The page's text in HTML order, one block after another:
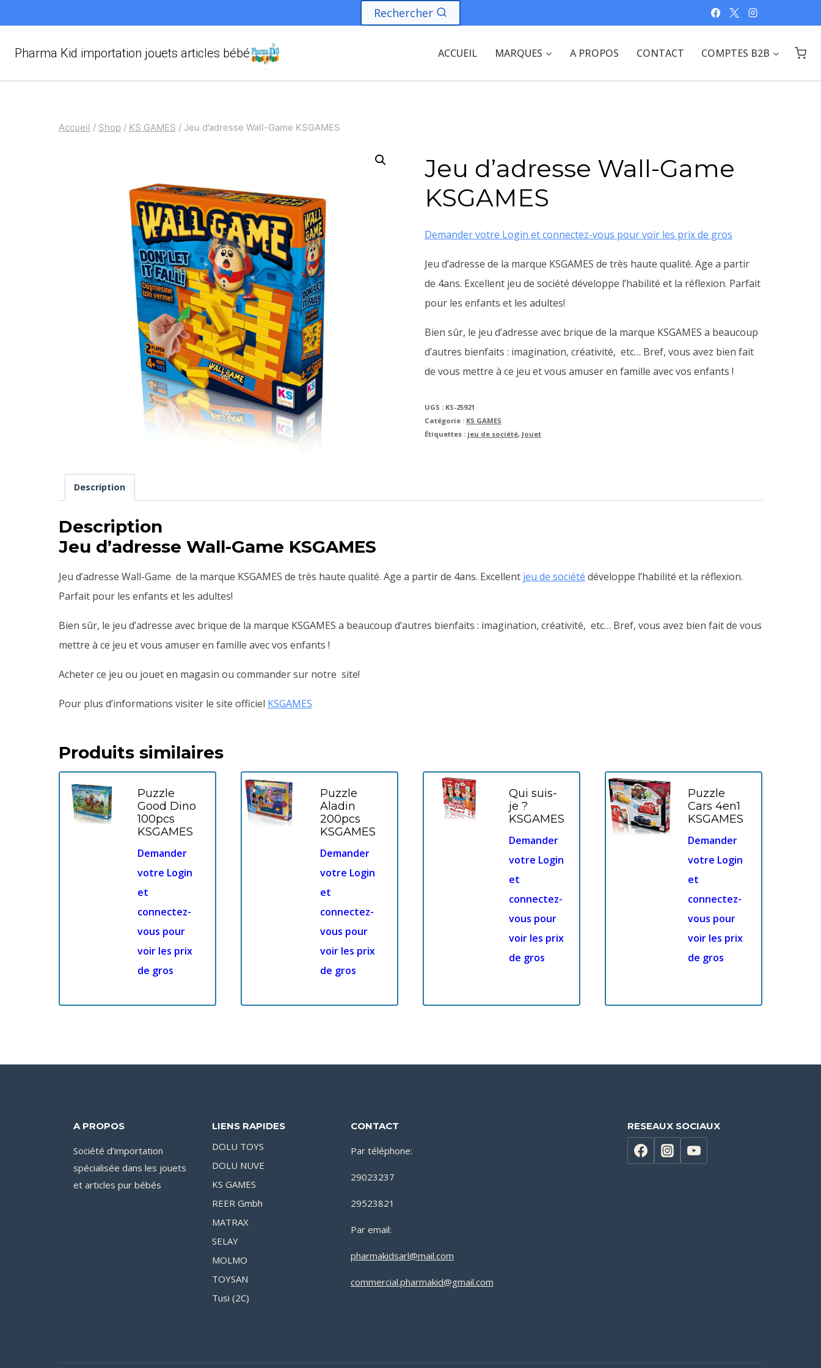
au
contenu
Rechercher
Pharma Kid importation jouets articles bébé ACCUEIL MARQUES A PROPOS CONTACT COMPTES B2B
Accueil / Shop / KS GAMES / Jeu d’adresse Wall-Game KSGAMES
Jeu d’adresse Wall-Game
KSGAMES
Demander votre Login et connectez-vous pour voir les prix de gros
Jeu d’adresse de la marque KSGAMES de très haute qualité. Age a partir
de 4ans. Excellent jeu de société développe l’habilité et la réflexion. Parfait
pour les enfants et les adultes!
Bien sûr, le jeu d’adresse avec brique de la marque KSGAMES a beaucoup
d’autres bienfaits : imagination, créativité, etc… Bref, vous avez bien fait
de vous mettre à ce jeu et vous amuser en famille avec vos enfants !
UGS : KS-25921
Catégorie : KS GAMES
Étiquettes : jeu de société, Jouet
Description
Description
Jeu d’adresse Wall-Game KSGAMES
Jeu d’adresse Wall-Game de la marque KSGAMES de très haute qualité. Age a partir de 4ans. Excellent jeu de société développe l’habilité et la réflexion.
Parfait pour les enfants et les adultes!
Bien sûr, le jeu d’adresse avec brique de la marque KSGAMES a beaucoup d’autres bienfaits : imagination, créativité, etc… Bref, vous avez bien fait de vous
mettre à ce jeu et vous amuser en famille avec vos enfants !
Acheter ce jeu ou jouet en magasin ou commander sur notre site!
Pour plus d’informations visiter le site officiel KSGAMES
Produits similaires
Puzzle
Good Dino
100pcs
KSGAMES
Demander
votre Login
et
connectez-
vous pour
voir les prix
de gros
Puzzle
Aladin
200pcs
KSGAMES
Demander
votre Login
et
connectez-
vous pour
voir les prix
de gros
Qui suis-
je ?
KSGAMES
Demander
votre Login
et
connectez-
vous pour
voir les prix
de gros
Puzzle
Cars 4en1
KSGAMES
Demander
votre Login
et
connectez-
vous pour
voir les prix
de gros
A PROPOS
Société d’importation
spécialisée dans les jouets
et articles pur bébés
LIENS RAPIDES
DOLU TOYS
DOLU NUVE
KS GAMES
REER Gmbh
MATRAX
SELAY
MOLMO
TOYSAN
Tusi (2C)
CONTACT
Par téléphone:
29023237
29523821
Par email:
pharmakidsarl@mail.com
commercial.pharmakid@gmail.com
RESEAUX SOCIAUX